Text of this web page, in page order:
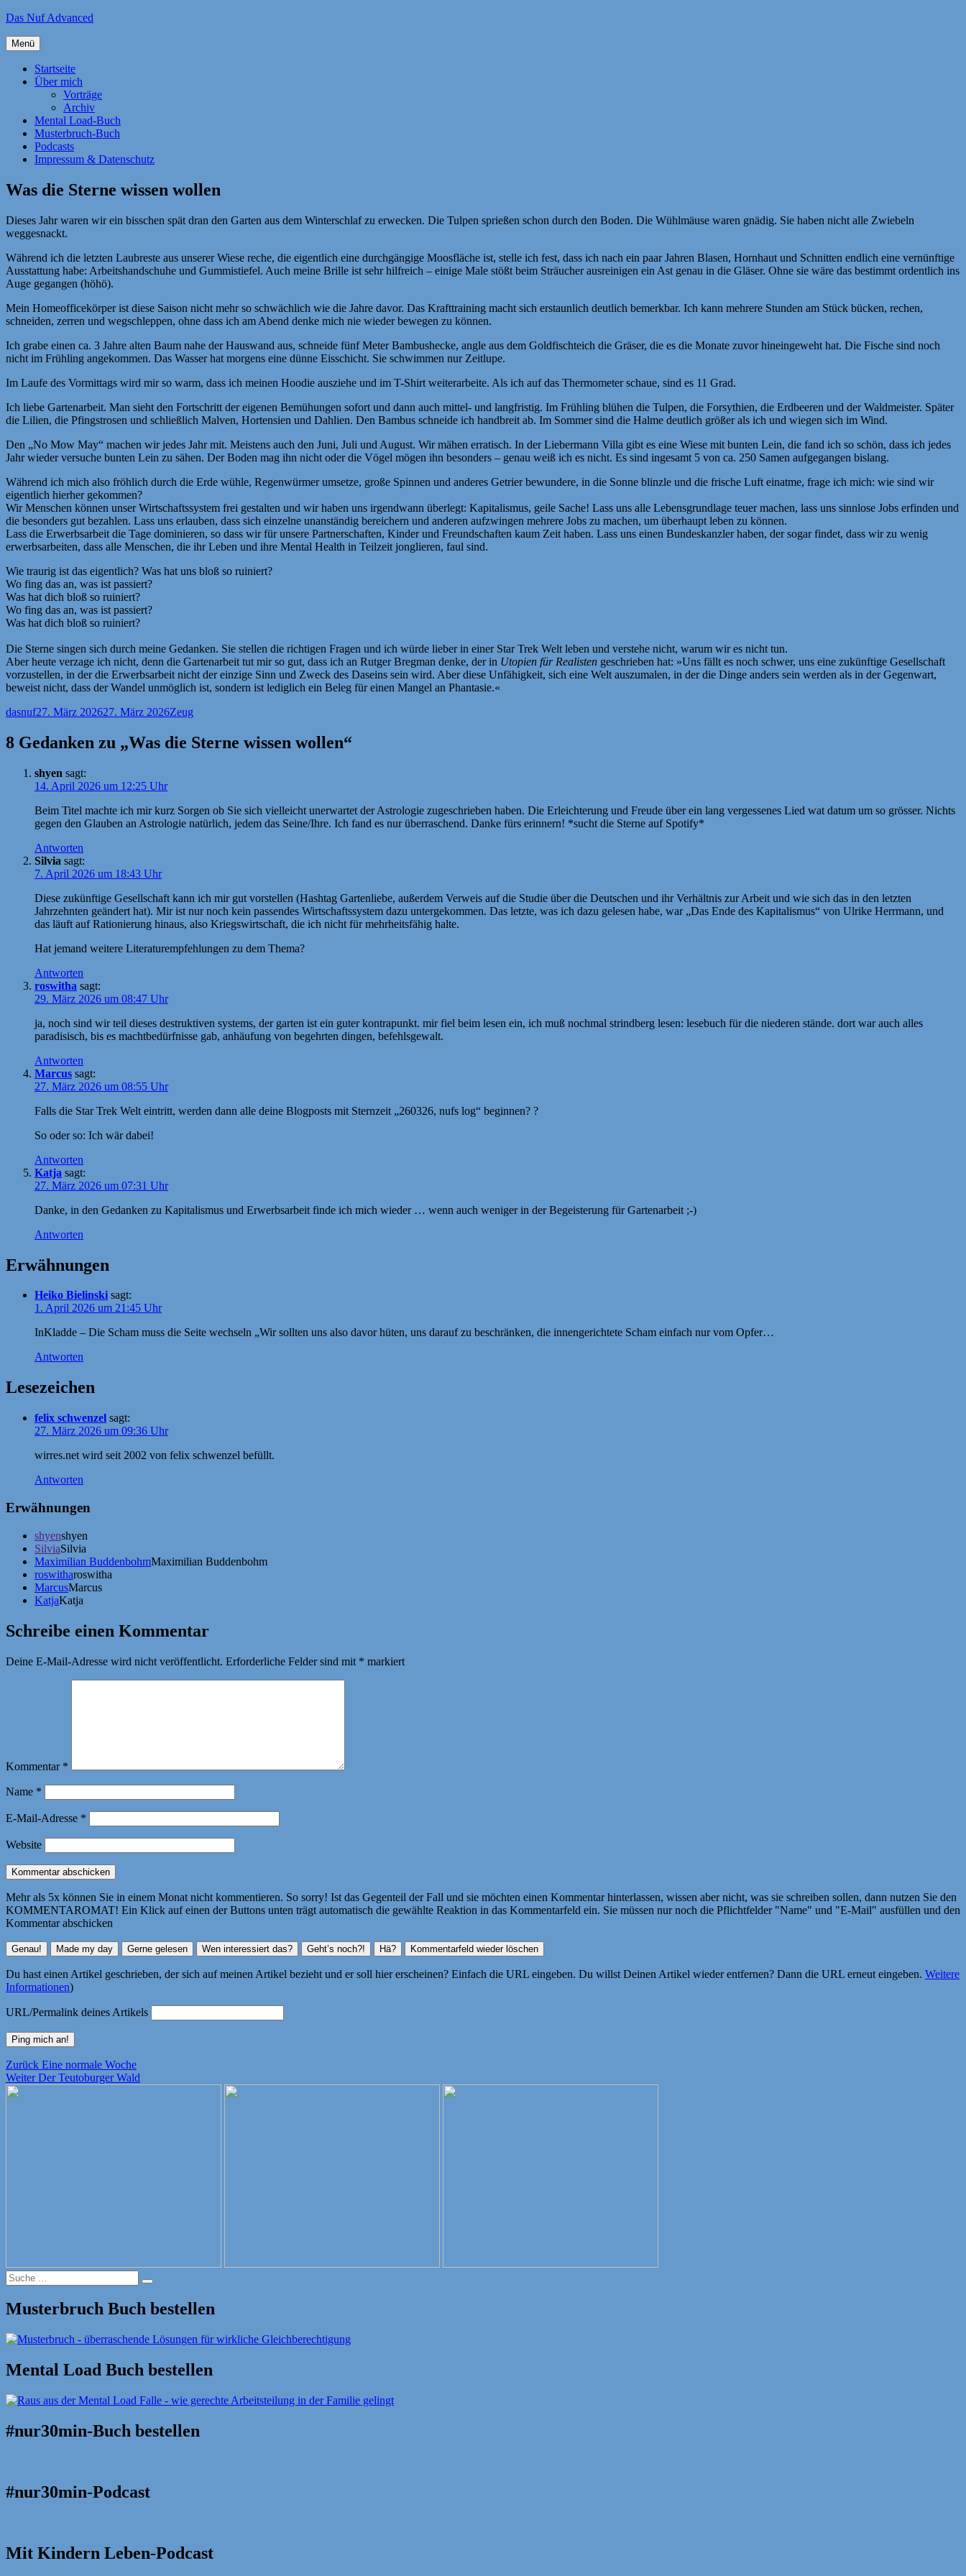
Zum
springen
Das Nuf Advanced
Menü
Startseite
Über mich
Vorträge
Archiv
Mental Load-Buch
Musterbruch-Buch
Podcasts
Impressum & Datenschutz
Was die Sterne wissen wollen
Dieses Jahr waren wir ein bisschen spät dran den Garten aus dem Winterschlaf zu erwecken. Die Tulpen sprießen schon durch den Boden. Die Wühlmäuse waren gnädig. Sie haben nicht alle Zwiebeln
weggesnackt.
Während ich die letzten Laubreste aus unserer Wiese reche, die eigentlich eine durchgängige Moosfläche ist, stelle ich fest, dass ich nach ein paar Jahren Blasen, Hornhaut und Schnitten endlich eine vernünftige
Ausstattung habe: Arbeitshandschuhe und Gummistiefel. Auch meine Brille ist sehr hilfreich – einige Male stößt beim Sträucher ausreinigen ein Ast genau in die Gläser. Ohne sie wäre das bestimmt ordentlich ins
Auge gegangen (höhö).
Mein Homeofficekörper ist diese Saison nicht mehr so schwächlich wie die Jahre davor. Das Krafttraining macht sich erstaunlich deutlich bemerkbar. Ich kann mehrere Stunden am Stück bücken, rechen,
schneiden, zerren und wegschleppen, ohne dass ich am Abend denke mich nie wieder bewegen zu können.
Ich grabe einen ca. 3 Jahre alten Baum nahe der Hauswand aus, schneide fünf Meter Bambushecke, angle aus dem Goldfischteich die Gräser, die es die Monate zuvor hineingeweht hat. Die Fische sind noch
nicht im Frühling angekommen. Das Wasser hat morgens eine dünne Eisschicht. Sie schwimmen nur Zeitlupe.
Im Laufe des Vormittags wird mir so warm, dass ich meinen Hoodie ausziehe und im T-Shirt weiterarbeite. Als ich auf das Thermometer schaue, sind es 11 Grad.
Ich liebe Gartenarbeit. Man sieht den Fortschritt der eigenen Bemühungen sofort und dann auch mittel- und langfristig. Im Frühling blühen die Tulpen, die Forsythien, die Erdbeeren und der Waldmeister. Später
die Lilien, die Pfingstrosen und schließlich Malven, Hortensien und Dahlien. Den Bambus schneide ich handbreit ab. Im Sommer sind die Halme deutlich größer als ich und wiegen sich im Wind.
Den „No Mow May“ machen wir jedes Jahr mit. Meistens auch den Juni, Juli und August. Wir mähen erratisch. In der Liebermann Villa gibt es eine Wiese mit bunten Lein, die fand ich so schön, dass ich jedes
Jahr wieder versuche bunten Lein zu sähen. Der Boden mag ihn nicht oder die Vögel mögen ihn besonders – genau weiß ich es nicht. Es sind ingesamt 5 von ca. 250 Samen aufgegangen bislang.
Während ich mich also fröhlich durch die Erde wühle, Regenwürmer umsetze, große Spinnen und anderes Getrier bewundere, in die Sonne blinzle und die frische Luft einatme, frage ich mich: wie sind wir
eigentlich hierher gekommen?
Wir Menschen können unser Wirtschaftssystem frei gestalten und wir haben uns irgendwann überlegt: Kapitalismus, geile Sache! Lass uns alle Lebensgrundlage teuer machen, lass uns sinnlose Jobs erfinden und
die besonders gut bezahlen. Lass uns erlauben, dass sich einzelne unanständig bereichern und anderen aufzwingen mehrere Jobs zu machen, um überhaupt leben zu können.
Lass die Erwerbsarbeit die Tage dominieren, so dass wir für unsere Partnerschaften, Kinder und Freundschaften kaum Zeit haben. Lass uns einen Bundeskanzler haben, der sogar findet, dass wir zu wenig
erwerbsarbeiten, dass alle Menschen, die ihr Leben und ihre Mental Health in Teilzeit jonglieren, faul sind.
Wie traurig ist das eigentlich? Was hat uns bloß so ruiniert?
Wo fing das an, was ist passiert?
Was hat dich bloß so ruiniert?
Wo fing das an, was ist passiert?
Was hat dich bloß so ruiniert?
Die Sterne singen sich durch meine Gedanken. Sie stellen die richtigen Fragen und ich würde lieber in einer Star Trek Welt leben und verstehe nicht, warum wir es nicht tun.
Aber heute verzage ich nicht, denn die Gartenarbeit tut mir so gut, dass ich an Rutger Bregman denke, der in Utopien für Realisten geschrieben hat: »Uns fällt es noch schwer, uns eine zukünftige Gesellschaft
vorzustellen, in der die Erwerbsarbeit nicht der einzige Sinn und Zweck des Daseins sein wird. Aber diese Unfähigkeit, sich eine Welt auszumalen, in der die Dinge anders sein werden als in der Gegenwart,
beweist nicht, dass der Wandel unmöglich ist, sondern ist lediglich ein Beleg für einen Mangel an Phantasie.«
Autor
dasnufVeröffentlicht
27. März 202627. März 2026Kategorien
Zeug
8 Gedanken zu „Was die Sterne wissen wollen“
shyen sagt:
14. April 2026 um 12:25 Uhr
Beim Titel machte ich mir kurz Sorgen ob Sie sich vielleicht unerwartet der Astrologie zugeschrieben haben. Die Erleichterung und Freude über ein lang vergessenes Lied wat datum um so grösser. Nichts
gegen den Glauben an Astrologie natürlich, jedem das Seine/Ihre. Ich fand es nur überraschend. Danke fürs erinnern! *sucht die Sterne auf Spotify*
Antworten
Silvia sagt:
7. April 2026 um 18:43 Uhr
Diese zukünftige Gesellschaft kann ich mir gut vorstellen (Hashtag Gartenliebe, außerdem Verweis auf die Studie über die Deutschen und ihr Verhältnis zur Arbeit und wie sich das in den letzten
Jahrzehnten geändert hat). Mir ist nur noch kein passendes Wirtschaftssystem dazu untergekommen. Das letzte, was ich dazu gelesen habe, war „Das Ende des Kapitalismus“ von Ulrike Herrmann, und
das läuft auf Rationierung hinaus, also Kriegswirtschaft, die ich nicht für mehrheitsfähig halte.
Hat jemand weitere Literaturempfehlungen zu dem Thema?
Antworten
roswitha sagt:
29. März 2026 um 08:47 Uhr
ja, noch sind wir teil dieses destruktiven systems, der garten ist ein guter kontrapunkt. mir fiel beim lesen ein, ich muß nochmal strindberg lesen: lesebuch für die niederen stände. dort war auch alles
paradisisch, bis es machtbedürfnisse gab, anhäufung von begehrten dingen, befehlsgewalt.
Antworten
Marcus sagt:
27. März 2026 um 08:55 Uhr
Falls die Star Trek Welt eintritt, werden dann alle deine Blogposts mit Sternzeit „260326, nufs log“ beginnen? ?
So oder so: Ich wär dabei!
Antworten
Katja sagt:
27. März 2026 um 07:31 Uhr
Danke, in den Gedanken zu Kapitalismus und Erwerbsarbeit finde ich mich wieder … wenn auch weniger in der Begeisterung für Gartenarbeit ;-)
Antworten
Erwähnungen
Heiko Bielinski sagt:
1. April 2026 um 21:45 Uhr
InKladde – Die Scham muss die Seite wechseln „Wir sollten uns also davor hüten, uns darauf zu beschränken, die innengerichtete Scham einfach nur vom Opfer…
Antworten
Lesezeichen
felix schwenzel sagt:
27. März 2026 um 09:36 Uhr
wirres.net wird seit 2002 von felix schwenzel befüllt.
Antworten
Erwähnungen
shyenshyen
SilviaSilvia
Maximilian BuddenbohmMaximilian Buddenbohm
roswitharoswitha
MarcusMarcus
KatjaKatja
Schreibe einen Kommentar
Deine E-Mail-Adresse wird nicht veröffentlicht. Erforderliche Felder sind mit * markiert
Kommentar *
Name *
E-Mail-Adresse *
Website
Mehr als 5x können Sie in einem Monat nicht kommentieren. So sorry! Ist das Gegenteil der Fall und sie möchten einen Kommentar hinterlassen, wissen aber nicht, was sie schreiben sollen, dann nutzen Sie den
KOMMENTAROMAT! Ein Klick auf einen der Buttons unten trägt automatisch die gewählte Reaktion in das Kommentarfeld ein. Sie müssen nur noch die Pflichtfelder "Name" und "E-Mail" ausfüllen und den
Kommentar abschicken
Du hast einen Artikel geschrieben, der sich auf meinen Artikel bezieht und er soll hier erscheinen? Einfach die URL eingeben. Du willst Deinen Artikel wieder entfernen? Dann die URL erneut eingeben. Weitere
Informationen)
URL/Permalink deines Artikels
Beitragsnavigation
Zurück Vorheriger
Beitrag:
Eine normale Woche
Weiter Nächster
Der Teutoburger Wald
Suche
nach:
Suche
Musterbruch Buch bestellen
Mental Load Buch bestellen
#nur30min-Buch bestellen
#nur30min-Podcast
Mit Kindern Leben-Podcast